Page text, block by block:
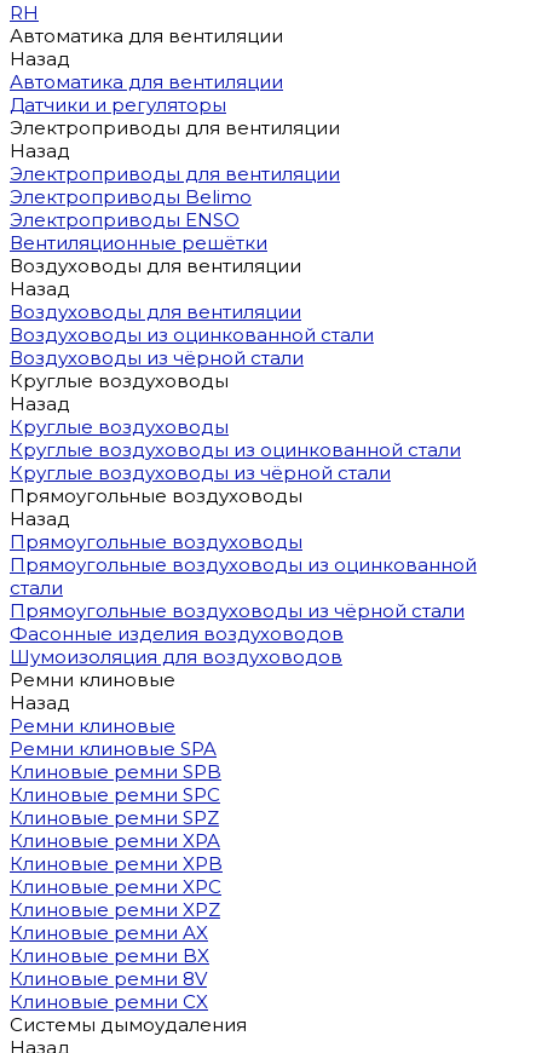
RH
Автоматика для вентиляции
Назад
Автоматика для вентиляции
Датчики и регуляторы
Электроприводы для вентиляции
Назад
Электроприводы для вентиляции
Электроприводы Belimo
Электроприводы ENSO
Вентиляционные решётки
Воздуховоды для вентиляции
Назад
Воздуховоды для вентиляции
Воздуховоды из оцинкованной стали
Воздуховоды из чёрной стали
Круглые воздуховоды
Назад
Круглые воздуховоды
Круглые воздуховоды из оцинкованной стали
Круглые воздуховоды из чёрной стали
Прямоугольные воздуховоды
Назад
Прямоугольные воздуховоды
Прямоугольные воздуховоды из оцинкованной
стали
Прямоугольные воздуховоды из чёрной стали
Фасонные изделия воздуховодов
Шумоизоляция для воздуховодов
Ремни клиновые
Назад
Ремни клиновые
Ремни клиновые SPA
Клиновые ремни SPB
Клиновые ремни SPC
Клиновые ремни SPZ
Клиновые ремни XPA
Клиновые ремни XPB
Клиновые ремни XPC
Клиновые ремни XPZ
Клиновые ремни AX
Клиновые ремни BX
Клиновые ремни 8V
Клиновые ремни CX
Системы дымоудаления
Назад